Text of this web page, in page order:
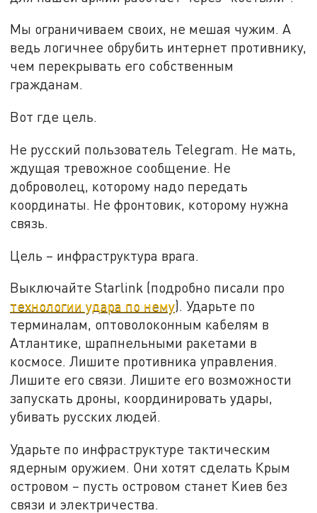
Мы ограничиваем своих, не мешая чужим. А
ведь логичнее обрубить интернет противнику,
чем перекрывать его собственным
гражданам.
Вот где цель.
Не русский пользователь Telegram. Не мать,
ждущая тревожное сообщение. Не
доброволец, которому надо передать
координаты. Не фронтовик, которому нужна
связь.
Цель – инфраструктура врага.
Выключайте Starlink (подробно писали про
технологии удара по нему). Ударьте по
терминалам, оптоволоконным кабелям в
Атлантике, шрапнельными ракетами в
космосе. Лишите противника управления.
Лишите его связи. Лишите его возможности
запускать дроны, координировать удары,
убивать русских людей.
Ударьте по инфраструктуре тактическим
ядерным оружием. Они хотят сделать Крым
островом – пусть островом станет Киев без
связи и электричества.